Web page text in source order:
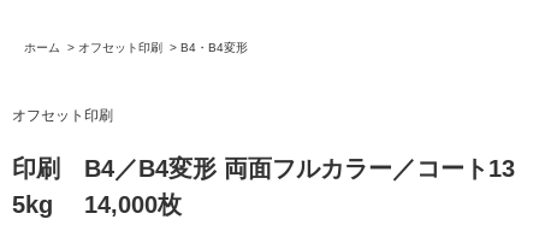
ホーム > オフセット印刷 > B4・B4変形
オフセット印刷
印刷 B4／B4変形 両面フルカラー／コート13
5kg 14,000枚